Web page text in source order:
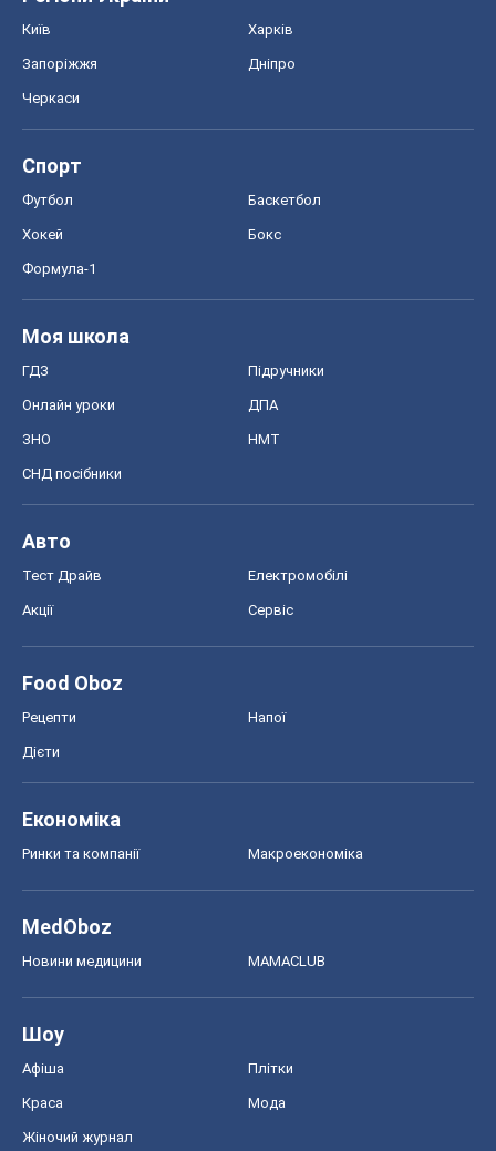
Київ Харків
Запоріжжя Дніпро
Черкаси
Спорт
Футбол Баскетбол
Хокей Бокс
Формула-1
Моя школа
ГДЗ Підручники
Онлайн уроки ДПА
ЗНО НМТ
СНД посібники
Авто
Тест Драйв Електромобілі
Акції Сервіс
Food Oboz
Рецепти Напої
Дієти
Економіка
Ринки та компанії Макроекономіка
MedOboz
Новини медицини MAMACLUB
Шоу
Афіша Плітки
Краса Мода
Жіночий журнал